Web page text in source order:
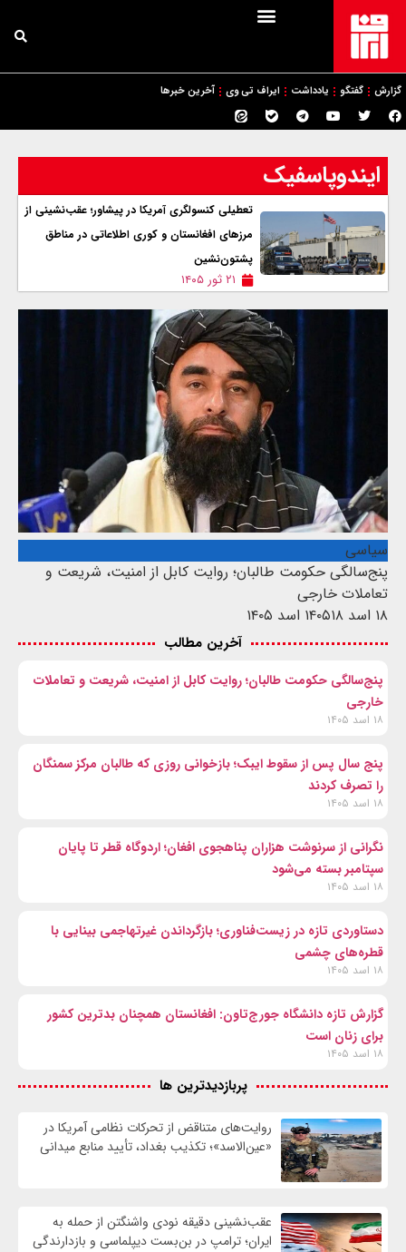
گزارش گفتگو یادداشت ایراف تی وی آخرین خبرها
ایندوپاسفیک
تعطیلی کنسولگری آمریکا در پیشاور؛ عقب‌نشینی از
مرزهای افغانستان و کوری اطلاعاتی در مناطق
پشتون‌نشین
۲۱ ثور ۱۴۰۵
سیاسی
پنج‌سالگی حکومت طالبان؛ روایت کابل از امنیت، شریعت و
تعاملات خارجی
۱۸ اسد ۱۴۰۵
۱۸ اسد ۱۴۰۵
آخرین مطالب
پنج‌سالگی حکومت طالبان؛ روایت کابل از امنیت، شریعت و تعاملات
خارجی
۱۸ اسد ۱۴۰۵
پنج سال پس از سقوط ایبک؛ بازخوانی روزی که طالبان مرکز سمنگان
را تصرف کردند
۱۸ اسد ۱۴۰۵
نگرانی از سرنوشت هزاران پناهجوی افغان؛ اردوگاه قطر تا پایان
سپتامبر بسته می‌شود
۱۸ اسد ۱۴۰۵
دستاوردی تازه در زیست‌فناوری؛ بازگرداندن غیرتهاجمی بینایی با
قطره‌های چشمی
۱۸ اسد ۱۴۰۵
گزارش تازه دانشگاه جورج‌تاون: افغانستان همچنان بدترین کشور
برای زنان است
۱۸ اسد ۱۴۰۵
پربازدیدترین ها
روایت‌های متناقض از تحرکات نظامی آمریکا در
«عین‌الاسد»؛ تکذیب بغداد، تأیید منابع میدانی
عقب‌نشینی دقیقه نودی واشنگتن از حمله به
ایران؛ ترامپ در بن‌بست دیپلماسی و بازدارندگی